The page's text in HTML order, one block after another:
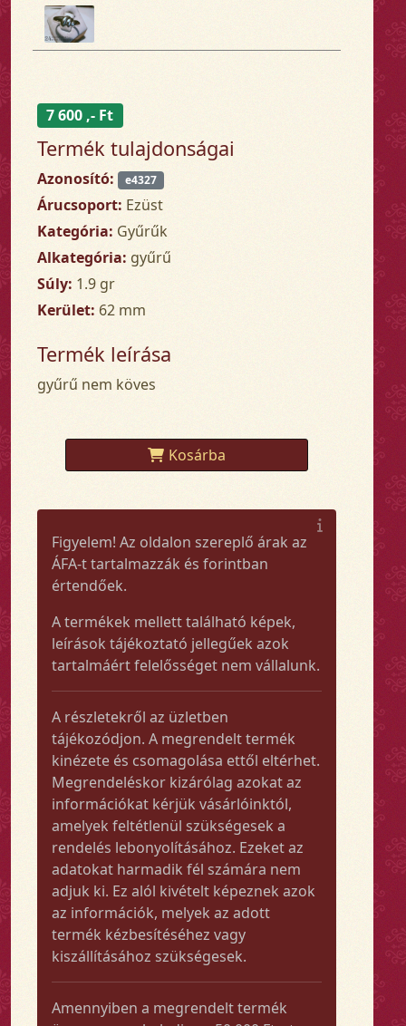
7 600 ,- Ft
Termék tulajdonságai
Azonosító: e4327
Árucsoport: Ezüst
Kategória: Gyűrűk
Alkategória: gyűrű
Súly: 1.9 gr
Kerület: 62 mm
Termék leírása
gyűrű nem köves
Kosárba
Figyelem! Az oldalon szereplő árak az
ÁFA-t tartalmazzák és forintban
értendőek.
A termékek mellett található képek,
leírások tájékoztató jellegűek azok
tartalmáért felelősséget nem vállalunk.
A részletekről az üzletben
tájékozódjon. A megrendelt termék
kinézete és csomagolása ettől eltérhet.
Megrendeléskor kizárólag azokat az
információkat kérjük vásárlóinktól,
amelyek feltétlenül szükségesek a
rendelés lebonyolításához. Ezeket az
adatokat harmadik fél számára nem
adjuk ki. Ez alól kivételt képeznek azok
az információk, melyek az adott
termék kézbesítéséhez vagy
kiszállításához szükségesek.
Amennyiben a megrendelt termék